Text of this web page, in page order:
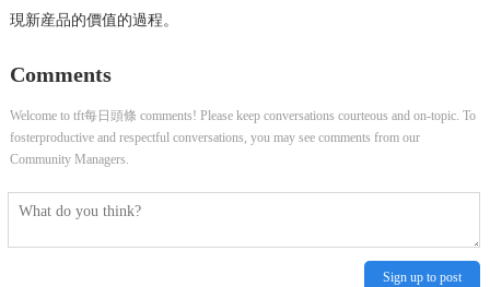
現新産品的價值的過程。
Comments
Welcome to tft每日頭條 comments! Please keep conversations courteous and on-topic. To
fosterproductive and respectful conversations, you may see comments from our
Community Managers.
Sign up to post